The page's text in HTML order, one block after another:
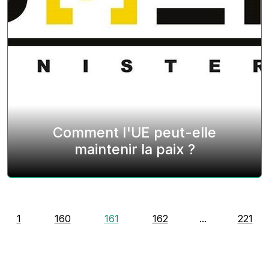
Comment l'UE peut-elle
maintenir la paix ?
1 160 161 162 ... 221